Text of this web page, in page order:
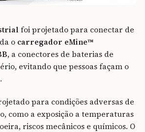
foi projetado para conectar de
o carregador eMine™
, a conectores de baterias de
evitando que pessoas façam o
para condições adversas de
como a exposição a temperaturas
riscos mecânicos e químicos. O